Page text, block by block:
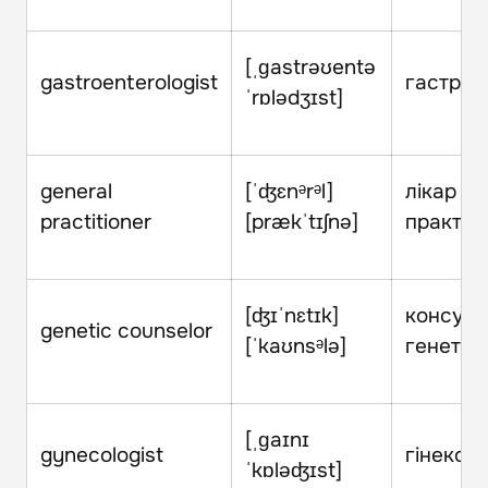
gastroenterologist
[ˌɡastrəʊentə
ˈrɒlədʒɪst]
general
practitioner
[ˈʤɛnᵊrᵊl]
[prækˈtɪʃnə]
лікар
genetic counselor
[ʤɪˈnɛtɪk]
[ˈkaʊnsᵊlə]
gynecologist
[ˌɡaɪnɪ
ˈkɒləʤɪst]